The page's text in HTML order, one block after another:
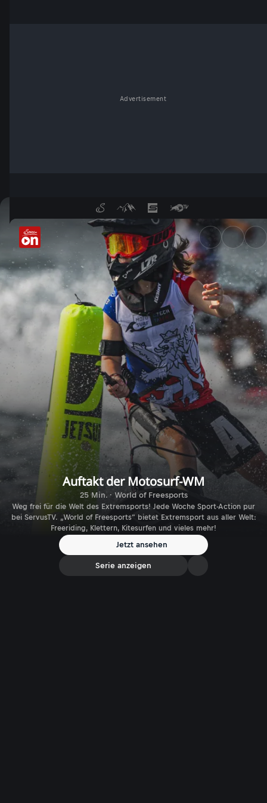
Advertisement
Auftakt der Motosurf-WM -
Auftakt der Motosurf-WM
25 Min. · World of Freesports
Weg frei für die Welt des Extremsports! Jede Woche Sport-Action pur
bei ServusTV. „World of Freesports“ bietet Extremsport aus aller Welt:
Freeriding, Klettern, Kitesurfen und vieles mehr!
Jetzt ansehen
Serie anzeigen